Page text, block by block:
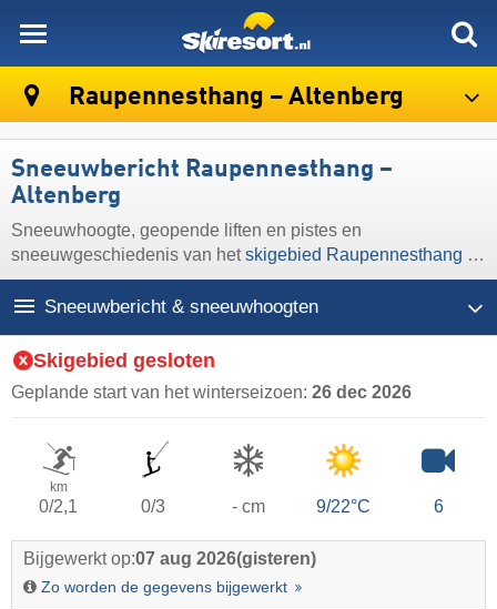
Raupennesthang – Altenberg
Sneeuwbericht Raupennesthang –
Altenberg
Sneeuwhoogte, geopende liften en pistes en
sneeuwgeschiedenis van hetskigebied Raupennesthang –
Altenberg
Sneeuwbericht & sneeuwhoogten
Skigebied gesloten
Geplande start van het winterseizoen: 26 dec 2026
km
0/2,1 0/3 - cm 9/22°C 6
Bijgewerkt op:07 aug 2026(gisteren)
Zo worden de gegevens bijgewerkt